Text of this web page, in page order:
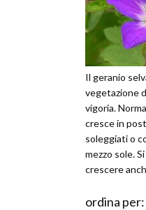
Il geranio
vegetazione
vigoria.
cresce in
soleggiati o
mezzo sole.
crescere
Se i
ordina per: